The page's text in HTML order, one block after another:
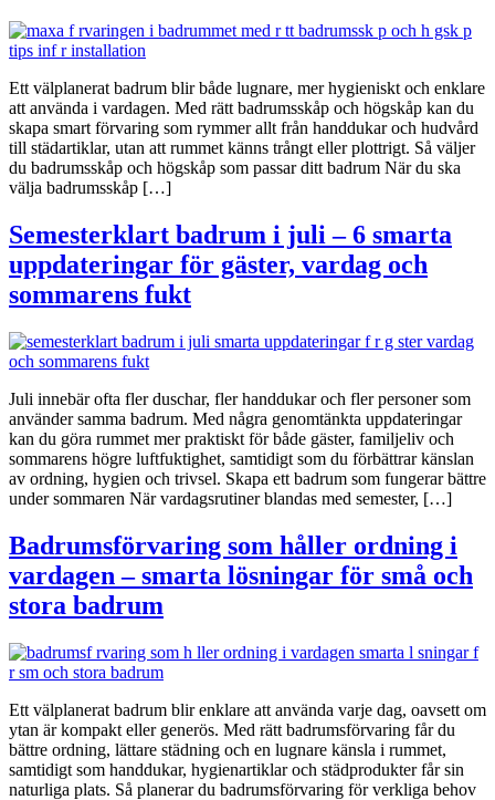
Ett välplanerat badrum blir både lugnare, mer hygieniskt och enklare
att använda i vardagen. Med rätt badrumsskåp och högskåp kan du
skapa smart förvaring som rymmer allt från handdukar och hudvård
till städartiklar, utan att rummet känns trångt eller plottrigt. Så väljer
du badrumsskåp och högskåp som passar ditt badrum När du ska
välja badrumsskåp […]
Semesterklart badrum i juli – 6 smarta
uppdateringar för gäster, vardag och
sommarens fukt
Juli innebär ofta fler duschar, fler handdukar och fler personer som
använder samma badrum. Med några genomtänkta uppdateringar
kan du göra rummet mer praktiskt för både gäster, familjeliv och
sommarens högre luftfuktighet, samtidigt som du förbättrar känslan
av ordning, hygien och trivsel. Skapa ett badrum som fungerar bättre
under sommaren När vardagsrutiner blandas med semester, […]
Badrumsförvaring som håller ordning i
vardagen – smarta lösningar för små och
stora badrum
Ett välplanerat badrum blir enklare att använda varje dag, oavsett om
ytan är kompakt eller generös. Med rätt badrumsförvaring får du
bättre ordning, lättare städning och en lugnare känsla i rummet,
samtidigt som handdukar, hygienartiklar och städprodukter får sin
naturliga plats. Så planerar du badrumsförvaring för verkliga behov